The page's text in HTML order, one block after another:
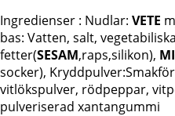
Ingredienser : Nudlar: VETE
bas: Vatten, salt,
fetter(SESAM,raps,silikon),
socker),
vitlökspulver, rödpeppar,
pulveriserad xantangummi